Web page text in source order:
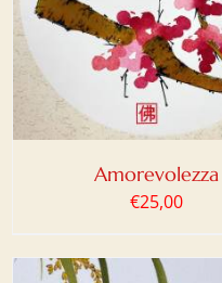
Amorevolezza
€25,00